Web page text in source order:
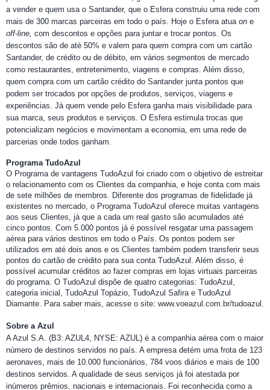
a vender e quem usa o Santander, que o Esfera construiu uma rede com
mais de 300 marcas parceiras em todo o país. Hoje o Esfera atua on e
off-line, com descontos e opções para juntar e trocar pontos. Os
descontos são de até 50% e valem para quem compra com um cartão
Santander, de crédito ou de débito, em vários segmentos de mercado
como restaurantes, entretenimento, viagens e compras. Além disso,
quem compra com um cartão crédito do Santander junta pontos que
podem ser trocados por opções de produtos, serviços, viagens e
experiências. Já quem vende pelo Esfera ganha mais visibilidade para
sua marca, seus produtos e serviços. O Esfera estimula trocas que
potencializam negócios e movimentam a economia, em uma rede de
parcerias onde todos ganham.
Programa TudoAzul
O Programa de vantagens TudoAzul foi criado com o objetivo de estreitar
o relacionamento com os Clientes da companhia, e hoje conta com mais
de sete milhões de membros. Diferente dos programas de fidelidade já
existentes no mercado, o Programa TudoAzul oferece muitas vantagens
aos seus Clientes, já que a cada um real gasto são acumulados até
cinco pontos. Com 5.000 pontos já é possível resgatar uma passagem
aérea para vários destinos em todo o País. Os pontos podem ser
utilizados em até dois anos e os Clientes também podem transferir seus
pontos do cartão de crédito para sua conta TudoAzul. Além disso, é
possível acumular créditos ao fazer compras em lojas virtuais parceiras
do programa. O TudoAzul dispõe de quatro categorias: TudoAzul,
categoria inicial, TudoAzul Topázio, TudoAzul Safira e TudoAzul
Diamante. Para saber mais, acesse o site: www.voeazul.com.br/tudoazul
Sobre a Azul
A Azul S.A. (B3: AZUL4, NYSE: AZUL) é a companhia aérea com o maior
número de destinos servidos no país. A empresa detém uma frota de 123
aeronaves, mais de 10.000 funcionários, 784 voos diários e mais de 100
destinos servidos. A qualidade de seus serviços já foi atestada por
inúmeros prêmios, nacionais e internacionais. Foi reconhecida como a